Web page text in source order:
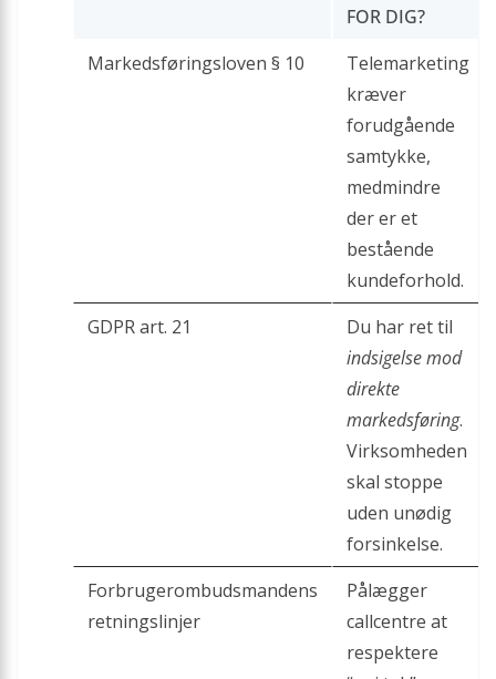
FOR DIG?
Markedsføringsloven § 10
Telemarketing
kræver
forudgående
samtykke,
medmindre
der er et
bestående
kundeforhold.
GDPR art. 21
Du har ret til
indsigelse mod
direkte
markedsføring.
Virksomheden
skal stoppe
uden unødig
forsinkelse.
Forbrugerombudsmandens
retningslinjer
Pålægger
callcentre at
respektere